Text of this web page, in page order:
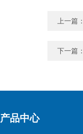
上一篇
下一篇
产品中心